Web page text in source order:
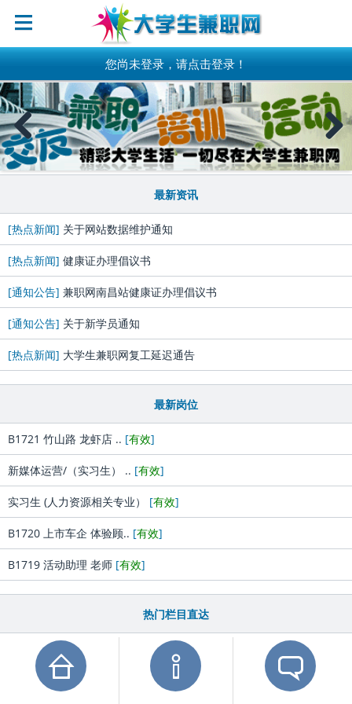
您尚未登录，请点击登录！
Previous Next
最新资讯
[热点新闻] 关于网站数据维护通知
[热点新闻] 健康证办理倡议书
[通知公告] 兼职网南昌站健康证办理倡议书
[通知公告] 关于新学员通知
[热点新闻] 大学生兼职网复工延迟通告
最新岗位
B1721 竹山路 龙虾店 .. [有效]
新媒体运营/（实习生） .. [有效]
实习生 (人力资源相关专业） [有效]
B1720 上市车企 体验顾.. [有效]
B1719 活动助理 老师 [有效]
热门栏目直达